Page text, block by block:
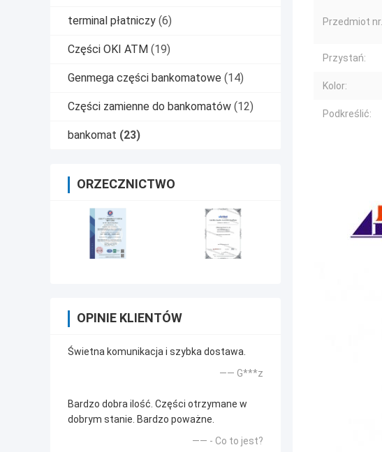
terminal płatniczy (6)
Części OKI ATM (19)
Genmega części bankomatowe (14)
Części zamienne do bankomatów (12)
bankomat (23)
ORZECZNICTWO
OPINIE KLIENTÓW
Świetna komunikacja i szybka dostawa.
—— G***z
Bardzo dobra ilość. Części otrzymane w
dobrym stanie. Bardzo poważne.
—— - Co to jest?
Przedmiot
Przystań:
Kolor:
Podkreślić: